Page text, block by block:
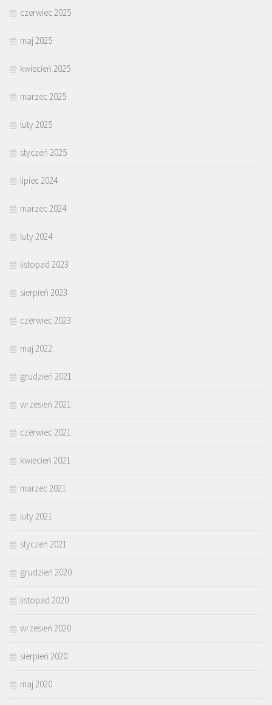
czerwiec 2025
maj 2025
kwiecień 2025
marzec 2025
luty 2025
styczeń 2025
lipiec 2024
marzec 2024
luty 2024
listopad 2023
sierpień 2023
czerwiec 2023
maj 2022
grudzień 2021
wrzesień 2021
czerwiec 2021
kwiecień 2021
marzec 2021
luty 2021
styczeń 2021
grudzień 2020
listopad 2020
wrzesień 2020
sierpień 2020
maj 2020